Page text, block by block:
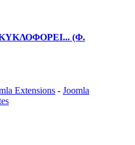
(Φ.
Extensions -Joomla